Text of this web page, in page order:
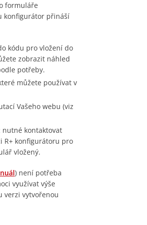
formuláře
konfigurátor přináší
kódu pro vložení do
zobrazit náhled
potřeby.
můžete používat v
Vašeho webu (viz
kontaktovat
R+ konfigurátoru pro
vložený.
) není potřeba
využívat výše
verzi vytvořenou